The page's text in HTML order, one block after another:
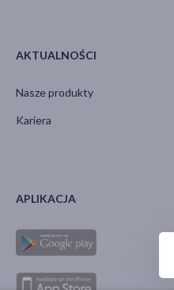
AKTUALNOŚCI
Nasze produkty
Kariera
APLIKACJA